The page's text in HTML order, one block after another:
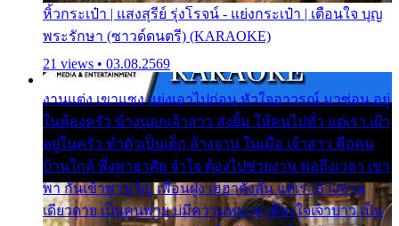
หิ้วกระเป๋า | แสงสุรีย์ รุ่งโรจน์ - แย่งกระเป๋า | เตือนใจ บุญ
พระรักษา (ซาวด์ดนตรี) (KARAOKE)
21 views • 03.08.2569
งานแต่ง เขาแซง แย่งเอาไปก่อน หัวใจอาวรณ์ มาซ่อน อยู่
ในห้องครัว ข้างนอกเจ้าสาว ส่งยิ้ม ให้คนไปทั่ว แต่เรา เฝ้า
อยู่ในครัว ทำตัวเป็นเด็ก ล้างจาน ในเมื่อ เจ้าสาว คือคน
บ้านใกล้ พึ่งพาอาศัย จำใจ ต้องไปช่วยงาน พอถึงเวลา เขา
พา กันเข้าพาขวัญ เพื่อนฝูง เฮฮาดังลั่น แต่เราล้างจาน
เดียวดาย เป็นคนพ่าย บ่มีความหมาย เคียงใจเจ้าบ่าว เป็น